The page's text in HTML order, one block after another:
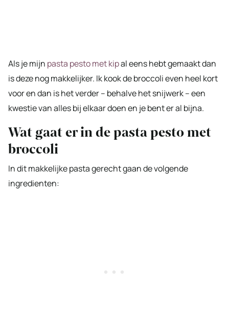
Als je mijn pasta pesto met kipal eens hebt gemaakt dan
is deze nog makkelijker. Ik kook de broccoli even heel kort
voor en dan is het verder – behalve het snijwerk – een
kwestie van alles bij elkaar doen en je bent er al bijna.
Wat gaat er in de pasta pesto met
broccoli
In dit makkelijke pasta gerecht gaan de volgende
ingredienten: